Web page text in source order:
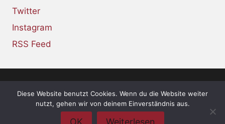
Twitter
Instagram
RSS Feed
© 2026 whiskey-soda.de - the alternative
magazine •Impressum•Datenschutzerklärung
Diese Website benutzt Cookies. Wenn du die Website weiter
nutzt, gehen wir von deinem Einverständnis aus.
OK Weiterlesen